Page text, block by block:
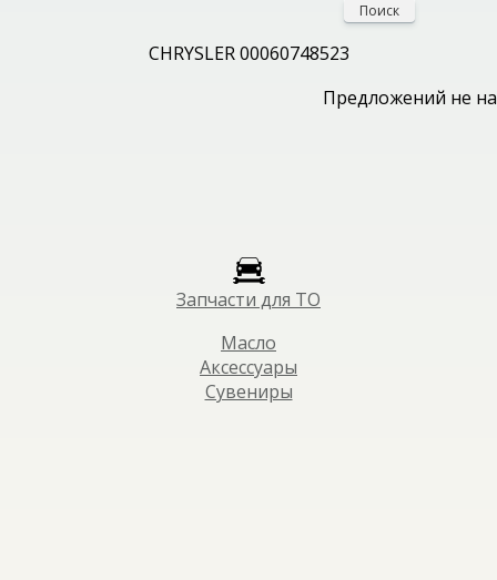
Поиск
CHRYSLER 00060748523
Предложений не
Запчасти для ТО
Масло
Аксессуары
Сувениры